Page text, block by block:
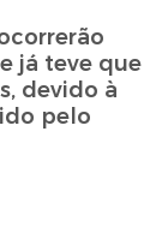
já teve que
devido à
pelo